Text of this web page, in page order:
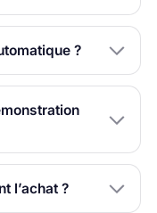
?
l’achat ?